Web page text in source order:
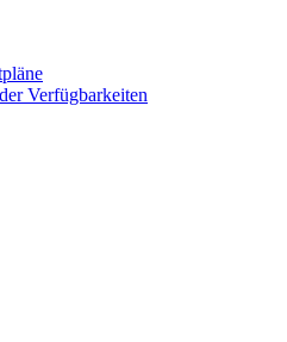
Verfügbarkeiten